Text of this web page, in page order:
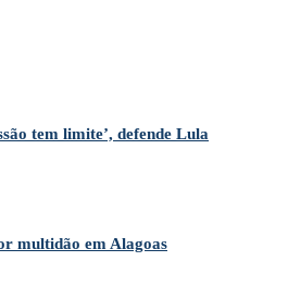
tem limite’, defende Lula
multidão em Alagoas